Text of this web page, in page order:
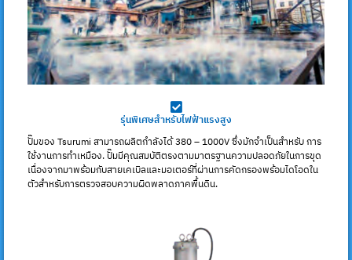
รุ่นพิเศษสำหรับไฟฟ้าแรงสูง
ปั๊มของ Tsurumi สามารถผลิตกำลังได้ 380 – 1000V ซึ่งมักจำเป็นสําหรับ การ
ใช้งานการทําเหมือง. ปั๊มมีคุณสมบัติตรงตามมาตรฐานความปลอดภัยในการขุด
เนื่องจากมาพร้อมกับสายเคเบิลและมอเตอร์ที่ผ่านการคัดกรองพร้อมไดโอดใน
ตัวสําหรับการตรวจสอบความผิดพลาดภาคพื้นดิน.